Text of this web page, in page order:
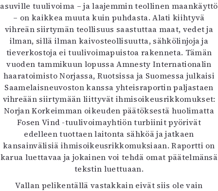
asuville tuulivoima – ja laajemmin teollinen maankäyttö
– on kaikkea muuta kuin puhdasta. Alati kiihtyvä
vihreän siirtymän teollisuus saastuttaa maat, vedet ja
ilman, sillä ilman kaivosteollisuutta, sähkölinjoja ja
tieverkostoja ei tuulivoimapuistoa rakenneta. Tämän
vuoden tammikuun lopussa Amnesty Internationalin
haaratoimisto Norjassa, Ruotsissa ja Suomessa julkaisi
Saamelaisneuvoston kanssa yhteisraportin paljastaen
vihreään siirtymään liittyvät ihmisoikeusrikkomukset:
Norjan Korkeimman oikeuden päätöksestä huolimatta
Fosen Vind -tuulivoimayhtiön turbiinit pyörivät
edelleen tuottaen laitonta sähköä ja jatkaen
kansainvälisiä ihmisoikeusrikkomuksiaan. Raportti on
karua luettavaa ja jokainen voi tehdä omat päätelmänsä
tekstin luettuaan.
Vallan pelikentällä vastakkain eivät siis ole vain